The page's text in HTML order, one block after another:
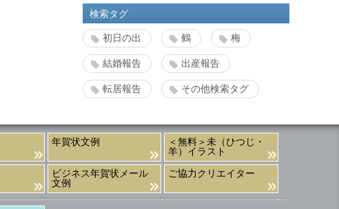
検索タグ
初日の出 鶴 梅
結婚報告 出産報告
転居報告 その他検索タグ
年賀状文例
＜無料＞未（ひつじ・
羊）イラスト
ビジネス年賀状メール
文例
ご協力クリエイター